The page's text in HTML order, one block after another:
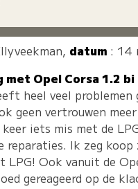
, datum : 14
met Opel Corsa 1.2
heel veel problemen
geen vertrouwen
keer iets mis met de
reparaties. Ik zeg koop
LPG! Ook vanuit de
gereageerd op de